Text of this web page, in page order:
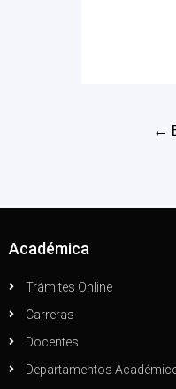
←
Académica
Trámites Online
Carreras
Docentes
Departamentos